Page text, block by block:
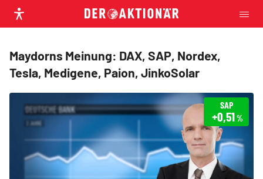
Maydorns Meinung: DAX, SAP, Nordex,
Tesla, Medigene, Paion, JinkoSolar
SAP
+0,51%